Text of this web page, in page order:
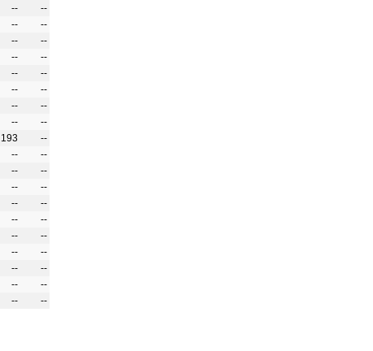
--
--
--
--
--
--
--
--
--
--
--
--
--
--
--
--
193
--
--
--
--
--
--
--
--
--
--
--
--
--
--
--
--
--
--
--
-- --